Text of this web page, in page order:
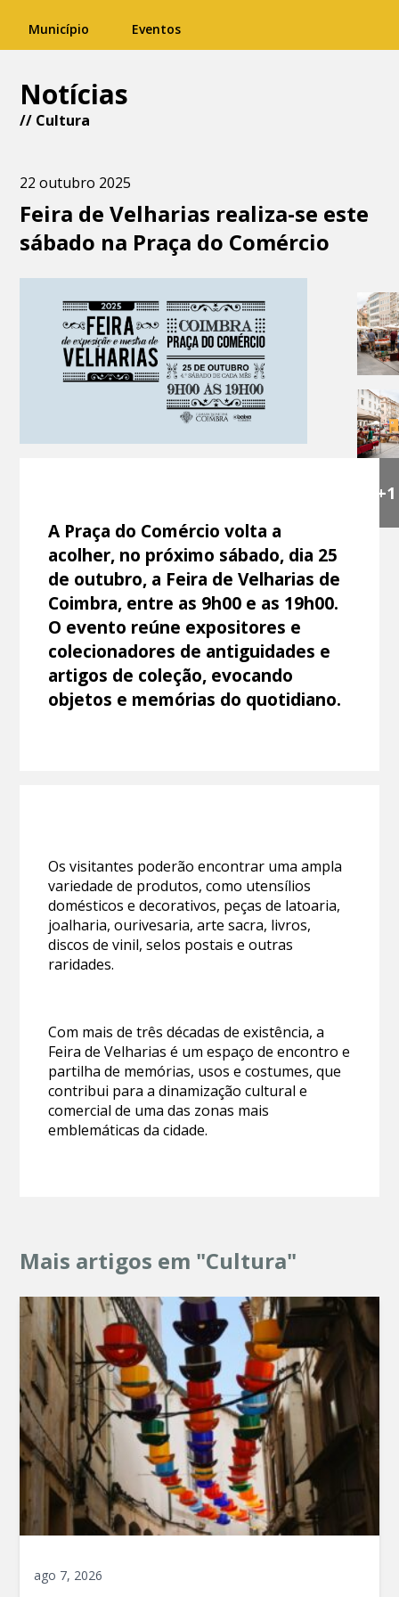
Município Eventos
Notícias
// Cultura
22 outubro 2025
Feira de Velharias realiza-se este
sábado na Praça do Comércio
+1
A Praça do Comércio volta a
acolher, no próximo sábado, dia 25
de outubro, a Feira de Velharias de
Coimbra, entre as 9h00 e as 19h00.
O evento reúne expositores e
colecionadores de antiguidades e
artigos de coleção, evocando
objetos e memórias do quotidiano.
Os visitantes poderão encontrar uma ampla
variedade de produtos, como utensílios
domésticos e decorativos, peças de latoaria,
joalharia, ourivesaria, arte sacra, livros,
discos de vinil, selos postais e outras
raridades.
Com mais de três décadas de existência, a
Feira de Velharias é um espaço de encontro e
partilha de memórias, usos e costumes, que
contribui para a dinamização cultural e
comercial de uma das zonas mais
emblemáticas da cidade.
Mais artigos em "Cultura"
ago 7, 2026